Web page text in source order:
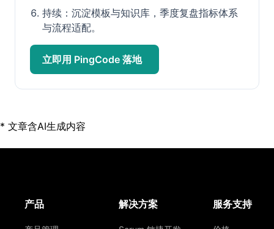
持续：沉淀模板与知识库，季度复盘指标体系
与流程适配。
立即用 PingCode 落地
* 文章含AI生成内容
产品 解决方案 服务支持